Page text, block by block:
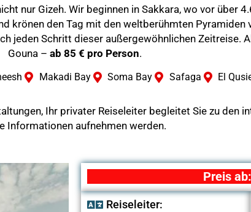
nur Gizeh. Wir beginnen in Sakkara, wo vor über
krönen den Tag mit den weltberühmten Pyramiden
jeden Schritt dieser außergewöhnlichen Zeitreise.
Gouna – ab 85 € pro Person.
Makadi Bay Soma Bay Safaga El
Ihr privater Reiseleiter begleitet Sie zu den
Informationen aufnehmen werden.
Preis ab:
Reiseleiter: